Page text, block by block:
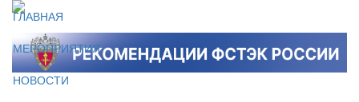
ГЛАВНАЯ
МЕРОПРИЯТИЯ
НОВОСТИ